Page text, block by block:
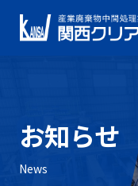
お知らせ
News